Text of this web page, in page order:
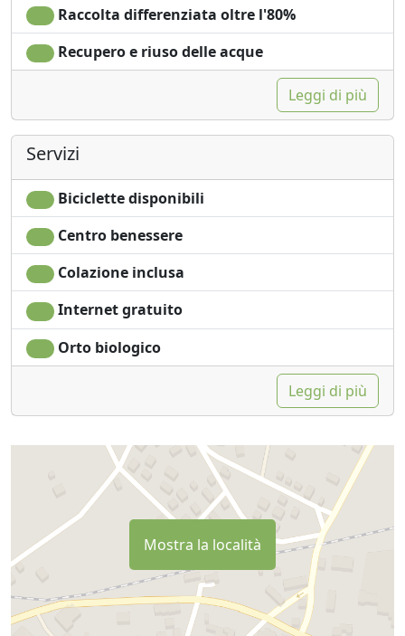
Raccolta differenziata oltre l'80%
Recupero e riuso delle acque
Leggi di più
Servizi
Biciclette disponibili
Centro benessere
Colazione inclusa
Internet gratuito
Orto biologico
Leggi di più
Mostra la località